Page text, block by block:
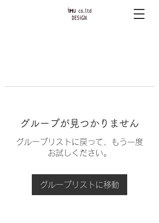
グループが見つかりません
グループリストに戻って、もう一度
お試しください。
グループリストに移動